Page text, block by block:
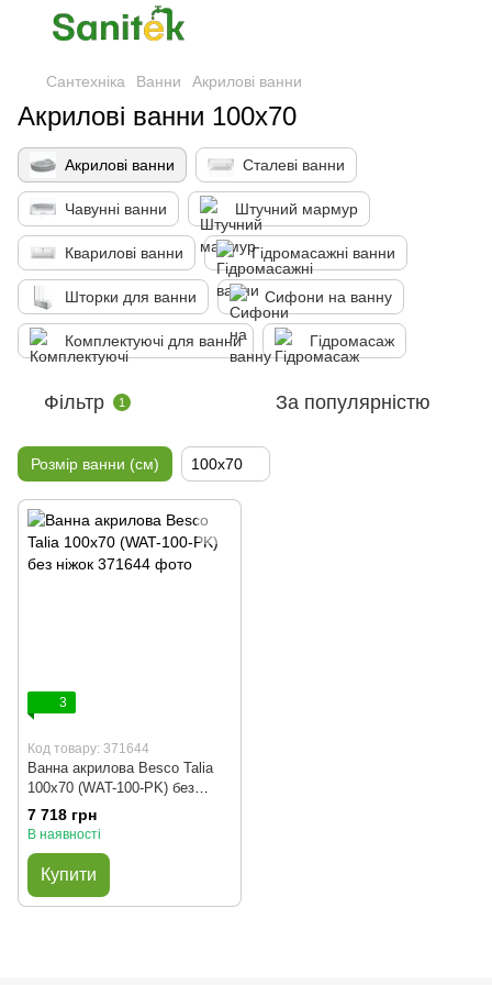
Сантехніка Ванни Акрилові ванни
Акрилові ванни 100x70
Акрилові ванни Сталеві ванни
Чавунні ванни Штучний мармур
Кварилові ванни Гідромасажні ванни
Шторки для ванни Сифони на ванну
Комплектуючі для ванни Гідромасаж
Фільтр 1 За популярністю
Розмір ванни (см) 100x70
3
Код товару: 371644
Ванна акрилова Besco Talia
100x70 (WAT-100-PK) без
ніжок
7 718 грн
В наявності
Купити